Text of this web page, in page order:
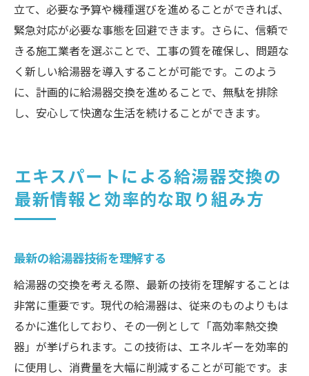
立て、必要な予算や機種選びを進めることができれば、
緊急対応が必要な事態を回避できます。さらに、信頼で
きる施工業者を選ぶことで、工事の質を確保し、問題な
く新しい給湯器を導入することが可能です。このよう
に、計画的に給湯器交換を進めることで、無駄を排除
し、安心して快適な生活を続けることができます。
エキスパートによる給湯器交換の
最新情報と効率的な取り組み方
最新の給湯器技術を理解する
給湯器の交換を考える際、最新の技術を理解することは
非常に重要です。現代の給湯器は、従来のものよりもは
るかに進化しており、その一例として「高効率熱交換
器」が挙げられます。この技術は、エネルギーを効率的
に使用し、消費量を大幅に削減することが可能です。ま